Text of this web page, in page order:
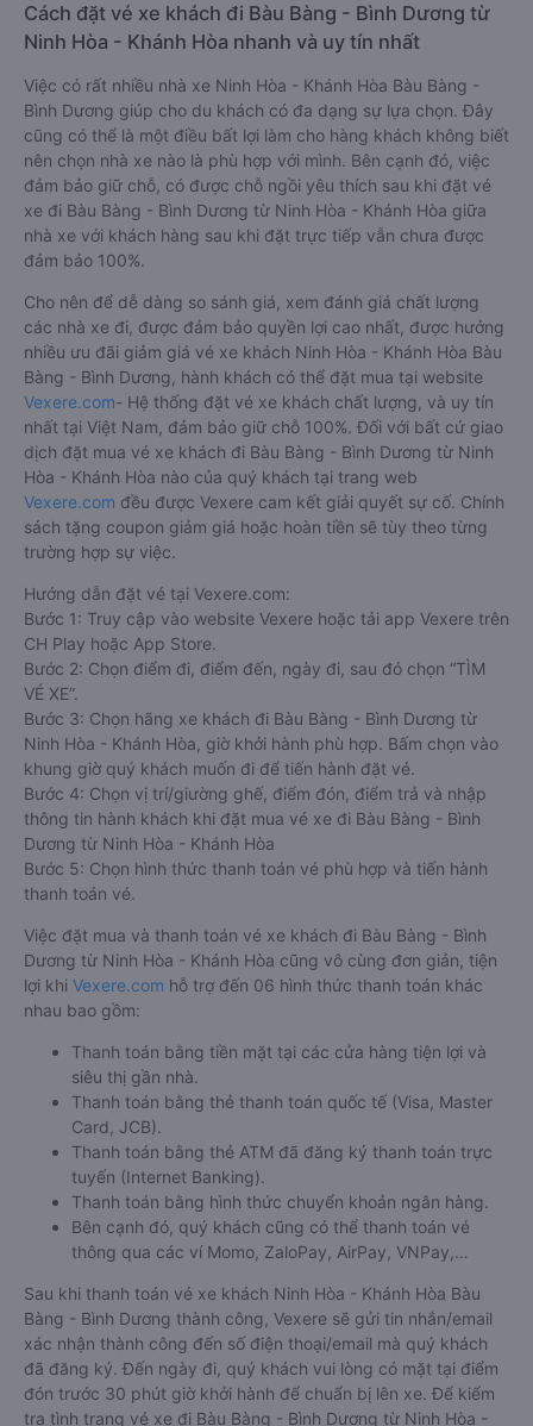
Cách đặt vé xe khách đi Bàu Bàng - Bình Dương từ
Ninh Hòa - Khánh Hòa nhanh và uy tín nhất
Việc có rất nhiều nhà xe Ninh Hòa - Khánh Hòa Bàu Bàng -
Bình Dương giúp cho du khách có đa dạng sự lựa chọn. Đây
cũng có thể là một điều bất lợi làm cho hàng khách không biết
nên chọn nhà xe nào là phù hợp với mình. Bên cạnh đó, việc
đảm bảo giữ chỗ, có được chỗ ngồi yêu thích sau khi đặt vé
xe đi Bàu Bàng - Bình Dương từ Ninh Hòa - Khánh Hòa giữa
nhà xe với khách hàng sau khi đặt trực tiếp vẫn chưa được
đảm bảo 100%.
Cho nên để dễ dàng so sánh giá, xem đánh giá chất lượng
các nhà xe đi, được đảm bảo quyền lợi cao nhất, được hưởng
nhiều ưu đãi giảm giá vé xe khách Ninh Hòa - Khánh Hòa Bàu
Bàng - Bình Dương, hành khách có thể đặt mua tại website
Vexere.com- Hệ thống đặt vé xe khách chất lượng, và uy tín
nhất tại Việt Nam, đảm bảo giữ chỗ 100%. Đối với bất cứ giao
dịch đặt mua vé xe khách đi Bàu Bàng - Bình Dương từ Ninh
Hòa - Khánh Hòa nào của quý khách tại trang web
Vexere.com đều được Vexere cam kết giải quyết sự cố. Chính
sách tặng coupon giảm giá hoặc hoàn tiền sẽ tùy theo từng
trường hợp sự việc.
Hướng dẫn đặt vé tại Vexere.com:
Bước 1: Truy cập vào website Vexere hoặc tải app Vexere trên
CH Play hoặc App Store.
Bước 2: Chọn điểm đi, điểm đến, ngày đi, sau đó chọn “TÌM
VÉ XE”.
Bước 3: Chọn hãng xe khách đi Bàu Bàng - Bình Dương từ
Ninh Hòa - Khánh Hòa, giờ khởi hành phù hợp. Bấm chọn vào
khung giờ quý khách muốn đi để tiến hành đặt vé.
Bước 4: Chọn vị trí/giường ghế, điểm đón, điểm trả và nhập
thông tin hành khách khi đặt mua vé xe đi Bàu Bàng - Bình
Dương từ Ninh Hòa - Khánh Hòa
Bước 5: Chọn hình thức thanh toán vé phù hợp và tiến hành
thanh toán vé.
Việc đặt mua và thanh toán vé xe khách đi Bàu Bàng - Bình
Dương từ Ninh Hòa - Khánh Hòa cũng vô cùng đơn giản, tiện
lợi khi Vexere.com hỗ trợ đến 06 hình thức thanh toán khác
nhau bao gồm:
Thanh toán bằng tiền mặt tại các cửa hàng tiện lợi và
siêu thị gần nhà.
Thanh toán bằng thẻ thanh toán quốc tế (Visa, Master
Card, JCB).
Thanh toán bằng thẻ ATM đã đăng ký thanh toán trực
tuyến (Internet Banking).
Thanh toán bằng hình thức chuyển khoản ngân hàng.
Bên cạnh đó, quý khách cũng có thể thanh toán vé
thông qua các ví Momo, ZaloPay, AirPay, VNPay,…
Sau khi thanh toán vé xe khách Ninh Hòa - Khánh Hòa Bàu
Bàng - Bình Dương thành công, Vexere sẽ gửi tin nhắn/email
xác nhận thành công đến số điện thoại/email mà quý khách
đã đăng ký. Đến ngày đi, quý khách vui lòng có mặt tại điểm
đón trước 30 phút giờ khởi hành để chuẩn bị lên xe. Để kiểm
tra tình trạng vé xe đi Bàu Bàng - Bình Dương từ Ninh Hòa -